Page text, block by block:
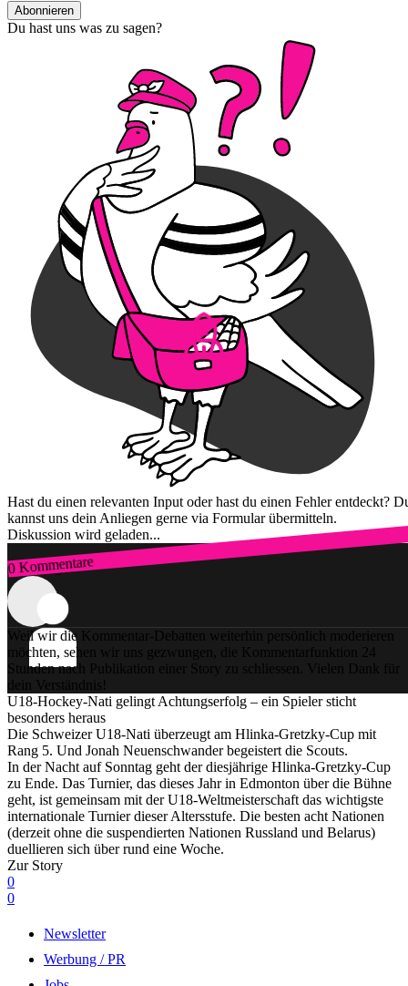
Abonnieren
Du hast uns was zu sagen?
Hast du einen relevanten Input oder hast du einen Fehler entdeckt?
kannst uns dein Anliegen gerne via Formular übermitteln.
Diskussion wird geladen...
0 Kommentare
Zum Login
Weil wir die Kommentar-Debatten weiterhin persönlich moderieren
möchten, sehen wir uns gezwungen, die Kommentarfunktion 24
Stunden nach Publikation einer Story zu schliessen. Vielen Dank für
dein Verständnis!
U18-Hockey-Nati gelingt Achtungserfolg – ein Spieler sticht
besonders heraus
Die Schweizer U18-Nati überzeugt am Hlinka-Gretzky-Cup mit
Rang 5. Und Jonah Neuenschwander begeistert die Scouts.
In der Nacht auf Sonntag geht der diesjährige Hlinka-Gretzky-Cup
zu Ende. Das Turnier, das dieses Jahr in Edmonton über die Bühne
geht, ist gemeinsam mit der U18-Weltmeisterschaft das wichtigste
internationale Turnier dieser Altersstufe. Die besten acht Nationen
(derzeit ohne die suspendierten Nationen Russland und Belarus)
duellieren sich über rund eine Woche.
Zur Story
0
0
Newsletter
Werbung / PR